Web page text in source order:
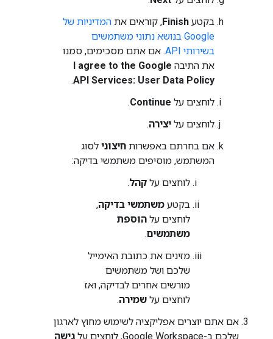
בקטע Finish, קוראים את המדיניות של
Google בנושא נתוני משתמשים
בשירותי API
. אם אתם מסכימים, סמנו
את התיבה I agree to the Google
API Services: User Data Policy
.
לוחצים על Continue
.
לוחצים על יצירה.
אם בחרתם באפשרות חיצוני לסוג
המשתמש, מוסיפים משתמשי בדיקה:
לוחצים על קהל.
בקטע משתמשי בדיקה,
לוחצים על הוספת
משתמשים.
מזינים את כתובת האימייל
שלכם ושל משתמשים
מורשים אחרים לבדיקה, ואז
לוחצים על שמירה.
אם אתם יוצרים אפליקציה לשימוש מחוץ לארגון
שלכם ב-Google Workspace, לוחצים על
גישה